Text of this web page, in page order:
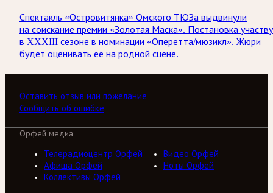
Спектакль «Островитянка» Омского ТЮЗа выдвинули
на соискание премии «Золотая Маска». Постановка
в XXXIII сезоне в номинации «Оперетта/мюзикл». Жюри
будет оценивать её на родной сцене.
Оставить отзыв или пожелание
Сообщить об ошибке
Орфей медиа
Телерадиоцентр Орфей
Видео Орфей
Афиша Орфей
Ноты Орфей
Коллективы Орфей